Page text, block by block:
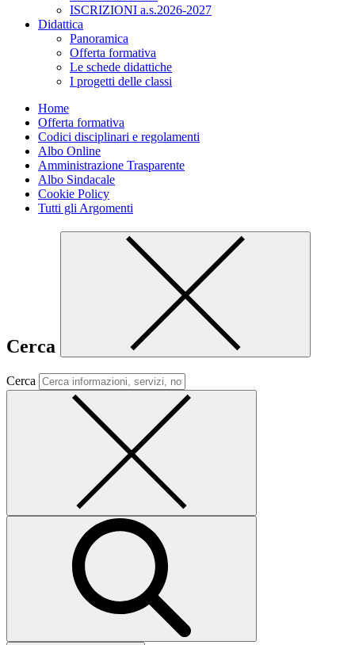
ISCRIZIONI a.s.2026-2027
Didattica
Panoramica
Offerta formativa
Le schede didattiche
I progetti delle classi
Home
Offerta formativa
Codici disciplinari e regolamenti
Albo Online
Amministrazione Trasparente
Albo Sindacale
Cookie Policy
Tutti gli Argomenti
Cerca
Cerca